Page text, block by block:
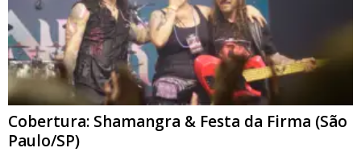
Cobertura: Shamangra & Festa da Firma (São
Paulo/SP)